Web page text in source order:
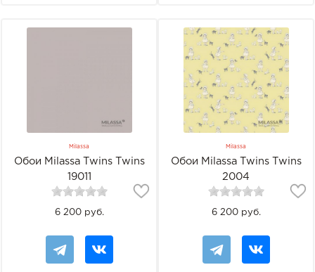
Milassa
Обои Milassa Twins Twins
19011
6 200 руб.
Milassa
Обои Milassa Twins Twins
2004
6 200 руб.